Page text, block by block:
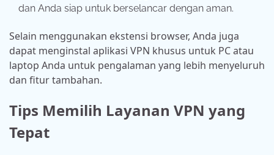
dan Anda siap untuk berselancar dengan aman.
Selain menggunakan ekstensi browser, Anda juga
dapat menginstal aplikasi VPN khusus untuk PC atau
laptop Anda untuk pengalaman yang lebih menyeluruh
dan fitur tambahan.
Tips Memilih Layanan VPN yang
Tepat